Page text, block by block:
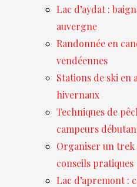
Lac d’aydat :
auvergne
Randonnée en
vendéennes
Stations de ski en
hivernaux
Techniques de
campeurs
Organiser un trek
conseils pratiques
Lac d’apremont :